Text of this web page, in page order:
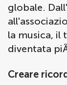
globale.
la musica, il
diventata
Creare